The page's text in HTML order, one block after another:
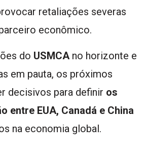
retaliações severas
econômico.
do USMCA no horizonte e
em pauta, os próximos
decisivos para definir os
entre EUA, Canadá e China
na economia global.